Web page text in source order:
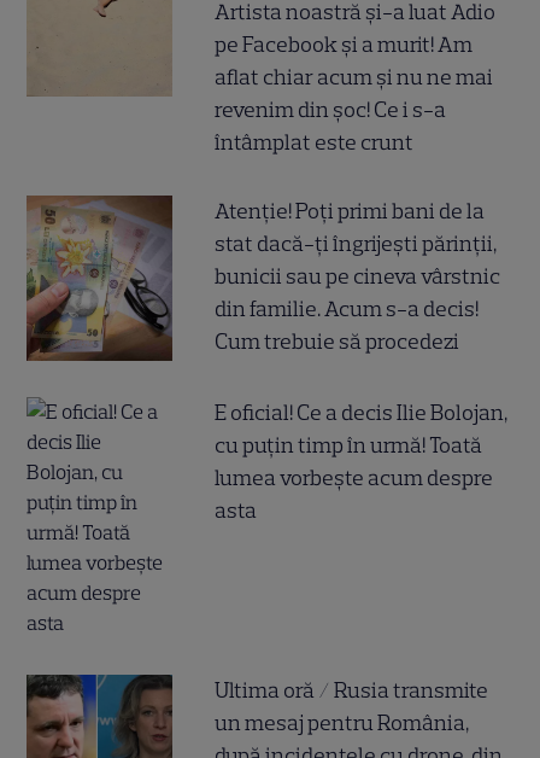
Artista noastră și-a luat Adio
pe Facebook și a murit! Am
aflat chiar acum și nu ne mai
revenim din șoc! Ce i s-a
întâmplat este crunt
Atenție! Poți primi bani de la
stat dacă-ți îngrijești părinții,
bunicii sau pe cineva vârstnic
din familie. Acum s-a decis!
Cum trebuie să procedezi
E oficial! Ce a decis Ilie Bolojan,
cu puțin timp în urmă! Toată
lumea vorbește acum despre
asta
Ultima oră / Rusia transmite
un mesaj pentru România,